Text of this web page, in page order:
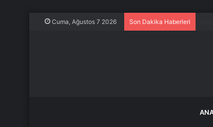
Cuma, Ağustos 7 2026 Son Dakika Haberleri